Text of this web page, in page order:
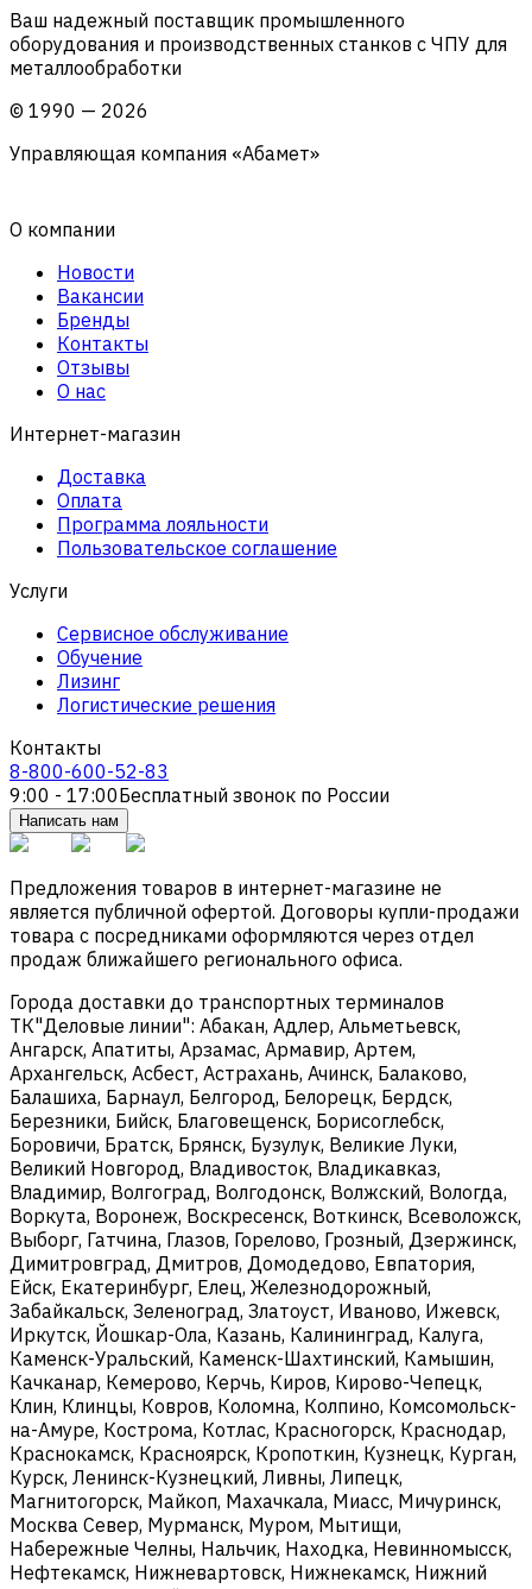
Ваш надежный поставщик промышленного
оборудования и производственных станков с ЧПУ для
металлообработки
© 1990 — 2026
Управляющая компания «Абамет»
О компании
Новости
Вакансии
Бренды
Контакты
Отзывы
О нас
Интернет-магазин
Доставка
Оплата
Программа лояльности
Пользовательское соглашение
Услуги
Сервисное обслуживание
Обучение
Лизинг
Логистические решения
Контакты
8-800-600-52-83
9:00 - 17:00Бесплатный звонок по России
Написать нам
Предложения товаров в интернет-магазине не
является публичной офертой. Договоры купли-продажи
товара с посредниками оформляются через отдел
продаж ближайшего регионального офиса.
Города доставки до транспортных терминалов
ТК"Деловые линии": Абакан, Адлер, Альметьевск,
Ангарск, Апатиты, Арзамас, Армавир, Артем,
Архангельск, Асбест, Астрахань, Ачинск, Балаково,
Балашиха, Барнаул, Белгород, Белорецк, Бердск,
Березники, Бийск, Благовещенск, Борисоглебск,
Боровичи, Братск, Брянск, Бузулук, Великие Луки,
Великий Новгород, Владивосток, Владикавказ,
Владимир, Волгоград, Волгодонск, Волжский, Вологда,
Воркута, Воронеж, Воскресенск, Воткинск, Всеволожск,
Выборг, Гатчина, Глазов, Горелово, Грозный, Дзержинск,
Димитровград, Дмитров, Домодедово, Евпатория,
Ейск, Екатеринбург, Елец, Железнодорожный,
Забайкальск, Зеленоград, Златоуст, Иваново, Ижевск,
Иркутск, Йошкар-Ола, Казань, Калининград, Калуга,
Каменск-Уральский, Каменск-Шахтинский, Камышин,
Качканар, Кемерово, Керчь, Киров, Кирово-Чепецк,
Клин, Клинцы, Ковров, Коломна, Колпино, Комсомольск-
на-Амуре, Кострома, Котлас, Красногорск, Краснодар,
Краснокамск, Красноярск, Кропоткин, Кузнецк, Курган,
Курск, Ленинск-Кузнецкий, Ливны, Липецк,
Магнитогорск, Майкоп, Махачкала, Миасс, Мичуринск,
Москва Север, Мурманск, Муром, Мытищи,
Набережные Челны, Нальчик, Находка, Невинномысск,
Нефтекамск, Нижневартовск, Нижнекамск, Нижний